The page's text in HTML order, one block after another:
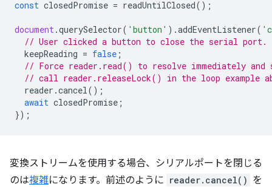
const closedPromise = readUntilClosed();
document.querySelector( 'button' ).addEventListener(
// User clicked a button to close the serial port.
keepReading = false ;
// Force reader.read() to resolve immediately and
// call reader.releaseLock() in the loop example
reader .cancel();
await closedPromise ;
});
変換ストリームを使用する場合、シリアルポートを閉じる
のは複雑になります。前述のように reader.cancel() を